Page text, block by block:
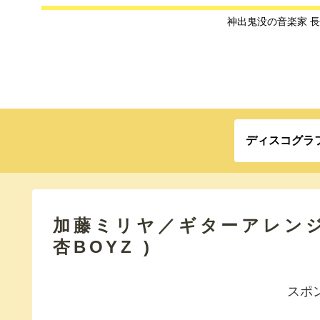
神出鬼没の音楽家
ディスコグラ
加藤ミリヤ／ギターアレ
杏BOYZ )
スポ